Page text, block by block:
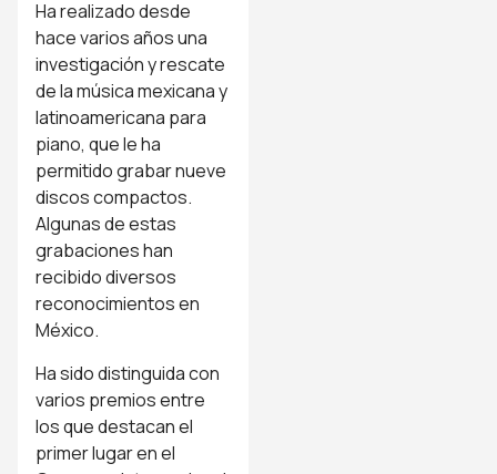
Ha realizado desde
hace varios años una
investigación y rescate
de la música mexicana y
latinoamericana para
piano, que le ha
permitido grabar nueve
discos compactos.
Algunas de estas
grabaciones han
recibido diversos
reconocimientos en
México.
Ha sido distinguida con
varios premios entre
los que destacan el
primer lugar en el